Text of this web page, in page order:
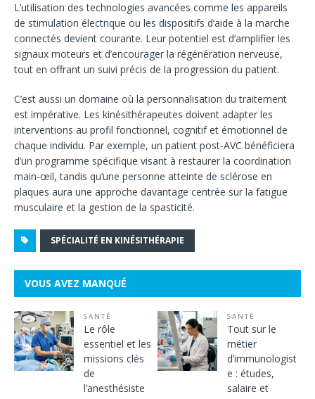
L’utilisation des technologies avancées comme les appareils
de stimulation électrique ou les dispositifs d’aide à la marche
connectés devient courante. Leur potentiel est d’amplifier les
signaux moteurs et d’encourager la régénération nerveuse,
tout en offrant un suivi précis de la progression du patient.
C’est aussi un domaine où la personnalisation du traitement
est impérative. Les kinésithérapeutes doivent adapter les
interventions au profil fonctionnel, cognitif et émotionnel de
chaque individu. Par exemple, un patient post-AVC bénéficiera
d’un programme spécifique visant à restaurer la coordination
main-œil, tandis qu’une personne atteinte de sclérose en
plaques aura une approche davantage centrée sur la fatigue
musculaire et la gestion de la spasticité.
SPÉCIALITÉ EN KINÉSITHÉRAPIE
VOUS AVEZ MANQUÉ
SANTÉ
Le rôle
essentiel et les
missions clés
de
l’anesthésiste
SANTÉ
Tout sur le
métier
d’immunologist
e : études,
salaire et